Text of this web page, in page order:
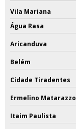
Vila Mariana
Água Rasa
Aricanduva
Belém
Cidade Tiradentes
Ermelino Matarazzo
Itaim Paulista